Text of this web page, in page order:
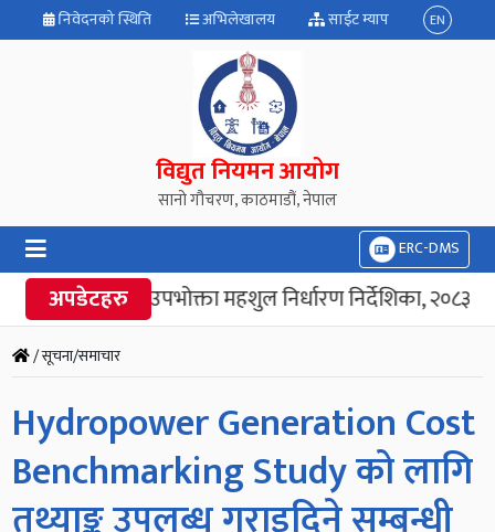
निवेदनको स्थिति अभिलेखालय साईट म्याप EN
विद्युत नियमन आयोग
सानो गौचरण, काठमाडौं, नेपाल
ERC-DMS
अपडेटहरु
“विद्युत उपभोक्ता महशुल निर्धारण निर्देशिका, २०८३”
/ सूचना/समाचार
Hydropower Generation Cost
Benchmarking Study को लागि